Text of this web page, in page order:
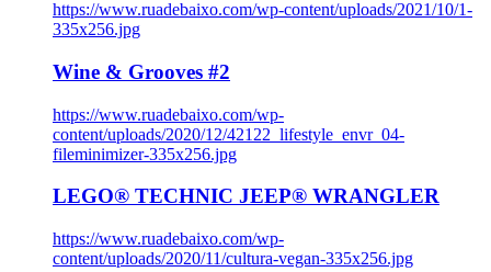
https://www.ruadebaixo.com/wp-content/uploads/2021/10/1-
335x256.jpg
Wine & Grooves #2
https://www.ruadebaixo.com/wp-
content/uploads/2020/12/42122_lifestyle_envr_04-
fileminimizer-335x256.jpg
LEGO® TECHNIC JEEP® WRANGLER
https://www.ruadebaixo.com/wp-
content/uploads/2020/11/cultura-vegan-335x256.jpg